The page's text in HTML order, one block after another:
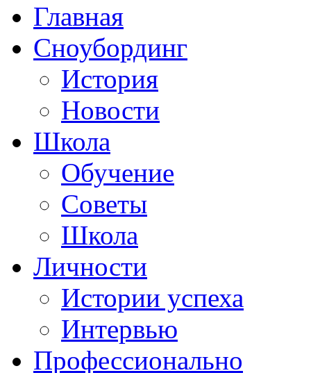
Главная
Сноубординг
История
Новости
Школа
Обучение
Советы
Школа
Личности
Истории успеха
Интервью
Профессионально